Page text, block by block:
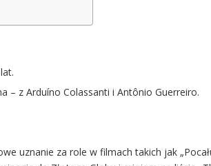
– z Arduíno Colassanti i Antônio Guerreiro.
uznanie za role w filmach takich jak